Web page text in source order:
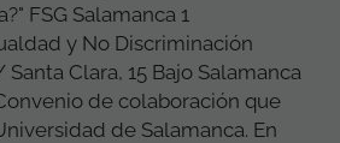
FSG Salamanca 1
y No Discriminación
Clara, 15 Bajo Salamanca
de colaboración que
de Salamanca. En